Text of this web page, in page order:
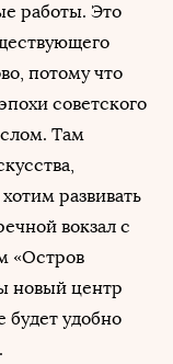
работы. Это
потому что
советского
Там
развивать
вокзал с
«Остров
новый центр
будет удобно